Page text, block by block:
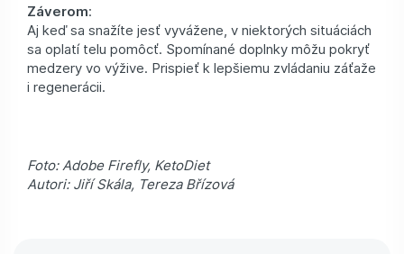
Záverom:
Aj keď sa snažíte jesť vyvážene, v niektorých situáciách
sa oplatí telu pomôcť. Spomínané doplnky môžu pokryť
medzery vo výžive. Prispieť k lepšiemu zvládaniu záťaže
i regenerácii.
Foto: Adobe Firefly, KetoDiet
Autori: Jiří Skála, Tereza Břízová